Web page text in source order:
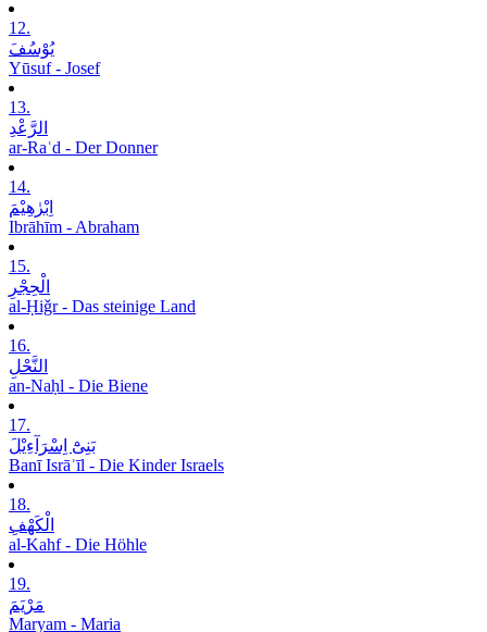
12.
یُوْسُفَ
Yūsuf - Josef
13.
الرَّعْدِ
ar-Raʿd - Der Donner
14.
اِبْرٰھِیْمَ
Ibrāhīm - Abraham
15.
الْحِجْرِ
al-Ḥiǧr - Das steinige Land
16.
النَّحْلِ
an-Naḥl - Die Biene
17.
بَنِیْٓ اِسْرَآءِیْلَ
Banī Isrāʾīl - Die Kinder Israels
18.
الْکَھْفِ
al-Kahf - Die Höhle
19.
مَرْیَمَ
Maryam - Maria